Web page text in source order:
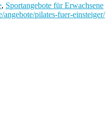
, Sportangebote für Erwachsene
angebote/pilates-fuer-einsteiger/